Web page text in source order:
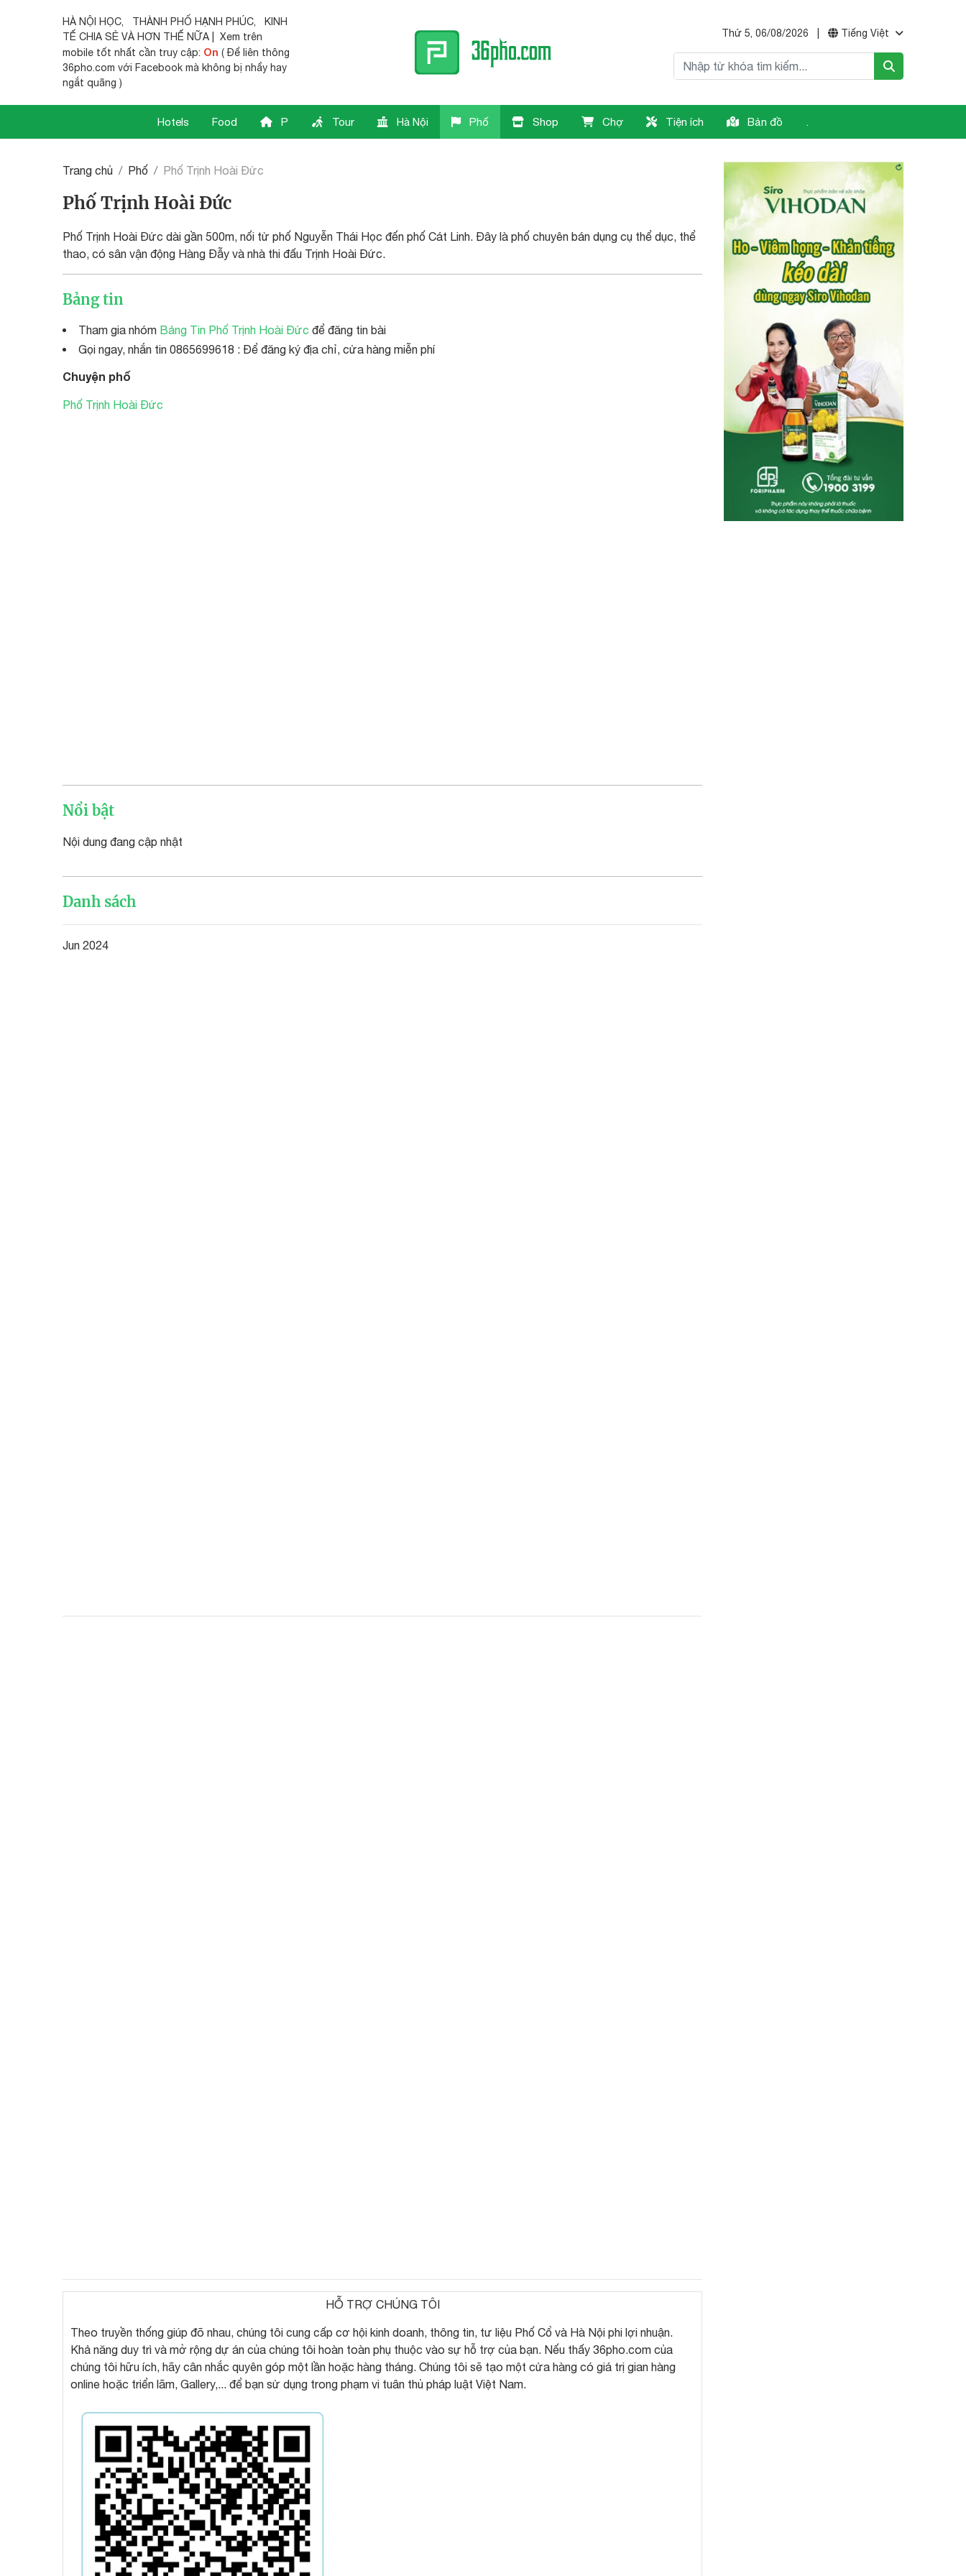
HÀ NỘI HỌC, THÀNH PHỐ HẠNH PHÚC,
KINH
TẾ CHIA SẺ VÀ HƠN THẾ NỮA | Xem trên
mobile tốt nhất cần truy cập: On ( Để liên thông
36pho.com với Facebook mà không bị nhẩy hay
ngắt quãng )
Thứ 5, 06/08/2026 Tiếng Việt
Hotels Food P Tour Hà Nội Phố Shop Chợ Tiện ích Bản đồ .
Trang chủ Phố Phố Trịnh Hoài Đức
Phố Trịnh Hoài Đức
Phố Trịnh Hoài Đức dài gần 500m, nối từ phố Nguyễn Thái Học đến phố Cát Linh. Đây là phố chuyên bán dụng cụ thể dục, thể
thao, có sân vận động Hàng Đẫy và nhà thi đấu Trịnh Hoài Đức.
Bảng tin
Tham gia nhóm Bảng Tin Phố Trịnh Hoài Đức để đăng tin bài
Gọi ngay, nhắn tin 0865699618 : Để đăng ký địa chỉ, cửa hàng miễn phí
Chuyện phố
Phố Trịnh Hoài Đức
Nổi bật
Nội dung đang cập nhật
Danh sách
Jun 2024
HỖ TRỢ CHÚNG TÔI
Theo truyền thống giúp đõ nhau, chúng tôi cung cấp cơ hội kinh doanh, thông tin, tư liệu Phố Cổ và Hà Nội phi lợi nhuận.
Khả năng duy trì và mở rộng dự án của chúng tôi hoàn toàn phụ thuộc vào sự hỗ trợ của bạn. Nếu thấy 36pho.com của
chúng tôi hữu ích, hãy cân nhắc quyên góp một lần hoặc hàng tháng. Chúng tôi sẽ tạo một cửa hàng có giá trị gian hàng
online hoặc triển lãm, Gallery,... để bạn sử dụng trong phạm vi tuân thủ pháp luật Việt Nam.